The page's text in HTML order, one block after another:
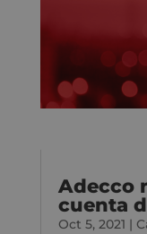
Adecco
cuenta
Oct 5, 2021 |